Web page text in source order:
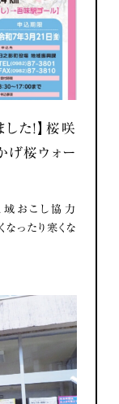
た！】桜咲
げ桜ウォー
おこし協力
ったり寒くな